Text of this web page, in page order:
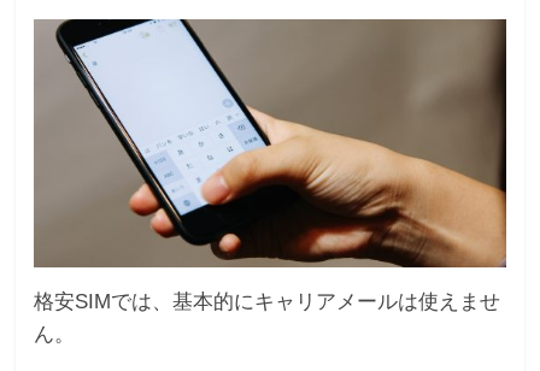
格安SIMでは、基本的にキャリアメールは使えませ
ん。